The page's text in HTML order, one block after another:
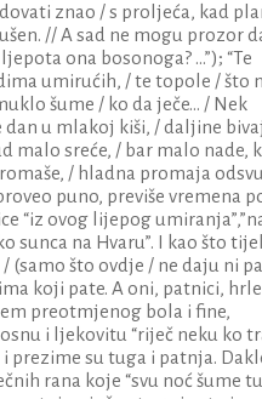
znao / s proljeća, kad
// A sad ne mogu prozor
ona bosonoga? ...”); “Te
umirućih, / te topole / što
šume / ko da ječe... / Nek
dan u mlakoj kiši, / daljine
malo sreće, / bar malo nade,
/ hladna promaja
puno, previše vremena
“iz ovog lijepog
sunca na Hvaru”. I kao što
(samo što ovdje / ne daju ni
koji pate. A oni, patnici, hrle
preotmjenog bola i fine,
i ljekovitu “riječ neku ko
prezime su tuga i patnja.
rana koje “svu noć šume